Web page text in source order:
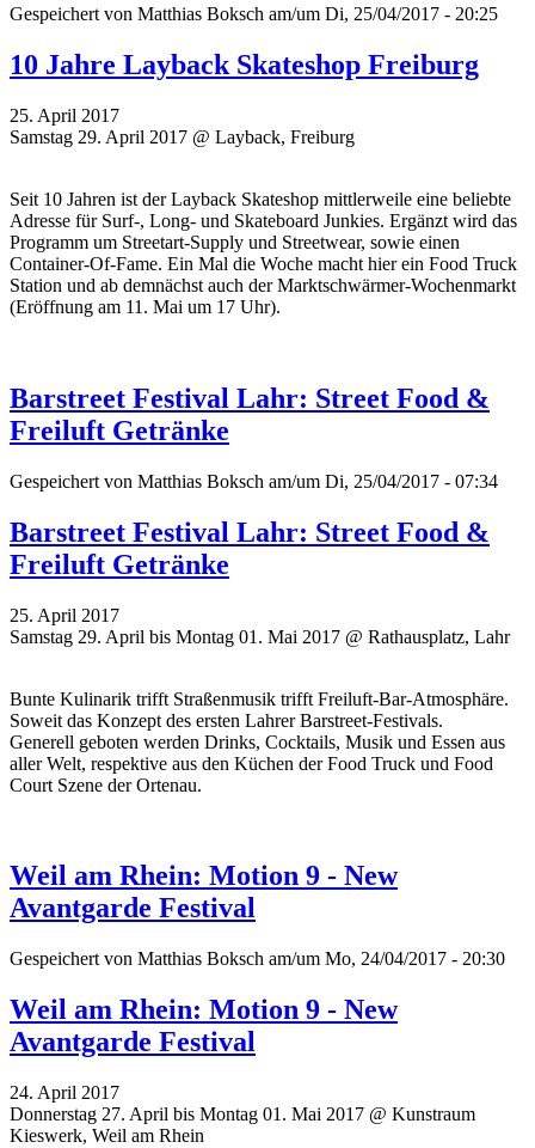
Gespeichert von Matthias Boksch am/um Di, 25/04/2017 - 20:25
10 Jahre Layback Skateshop Freiburg
25. April 2017
Samstag 29. April 2017 @ Layback, Freiburg
Seit 10 Jahren ist der Layback Skateshop mittlerweile eine beliebte
Adresse für Surf-, Long- und Skateboard Junkies. Ergänzt wird das
Programm um Streetart-Supply und Streetwear, sowie einen
Container-Of-Fame. Ein Mal die Woche macht hier ein Food Truck
Station und ab demnächst auch der Marktschwärmer-Wochenmarkt
(Eröffnung am 11. Mai um 17 Uhr).
Barstreet Festival Lahr: Street Food &
Freiluft Getränke
Gespeichert von Matthias Boksch am/um Di, 25/04/2017 - 07:34
Barstreet Festival Lahr: Street Food &
Freiluft Getränke
25. April 2017
Samstag 29. April bis Montag 01. Mai 2017 @ Rathausplatz, Lahr
Bunte Kulinarik trifft Straßenmusik trifft Freiluft-Bar-Atmosphäre.
Soweit das Konzept des ersten Lahrer Barstreet-Festivals.
Generell geboten werden Drinks, Cocktails, Musik und Essen aus
aller Welt, respektive aus den Küchen der Food Truck und Food
Court Szene der Ortenau.
Weil am Rhein: Motion 9 - New
Avantgarde Festival
Gespeichert von Matthias Boksch am/um Mo, 24/04/2017 - 20:30
Weil am Rhein: Motion 9 - New
Avantgarde Festival
24. April 2017
Donnerstag 27. April bis Montag 01. Mai 2017 @ Kunstraum
Kieswerk, Weil am Rhein